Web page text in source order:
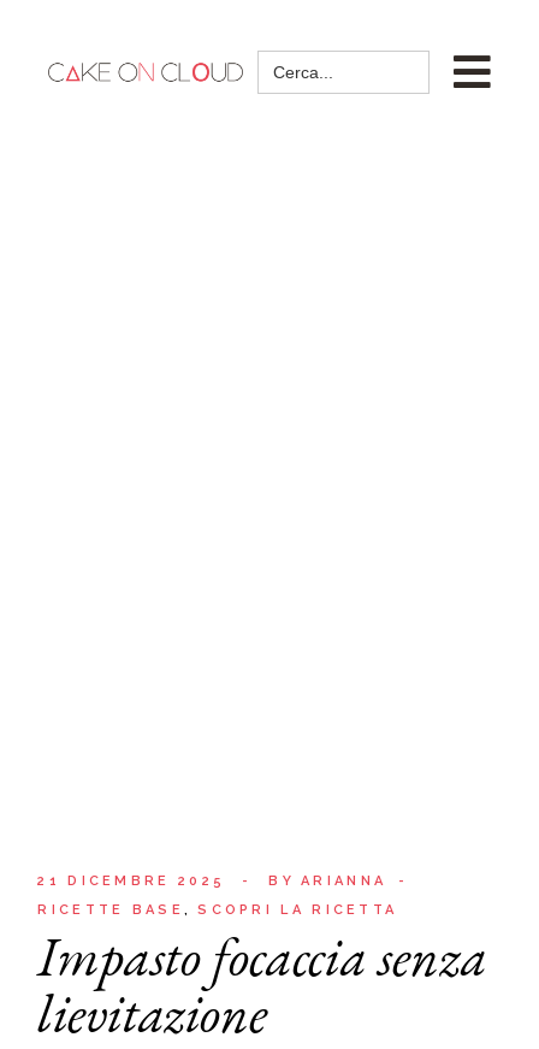
Search
for:
21 DICEMBRE 2025 BY
ARIANNA
RICETTE BASE
SCOPRI LA RICETTA
Impasto focaccia senza
lievitazione